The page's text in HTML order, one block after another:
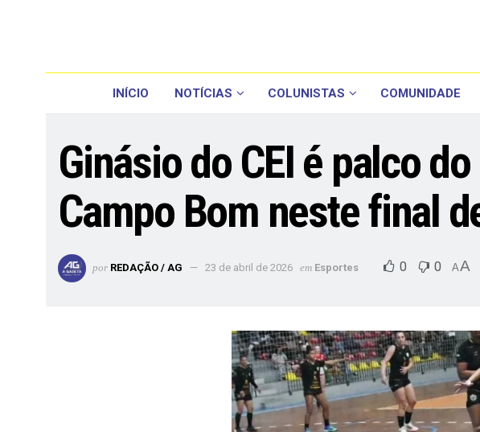
INÍCIO NOTÍCIAS COLUNISTAS COMUNIDADE
Ginásio do CEI é palco
Campo Bom neste final
por REDAÇÃO / AG 23 de abril de 2026 em Esportes 0 0 AA